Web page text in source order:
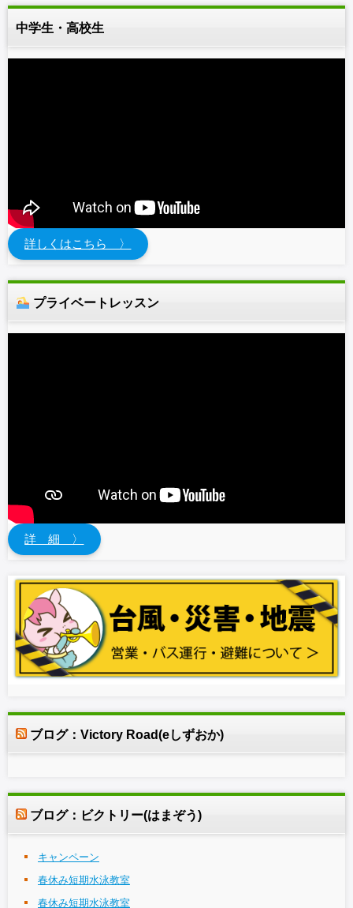
中学生・高校生
詳しくはこちら 〉
プライベートレッスン
詳 細 〉
ブログ：Victory Road(eしずおか)
ブログ：ビクトリー(はまぞう)
キャンペーン
春休み短期水泳教室
春休み短期水泳教室